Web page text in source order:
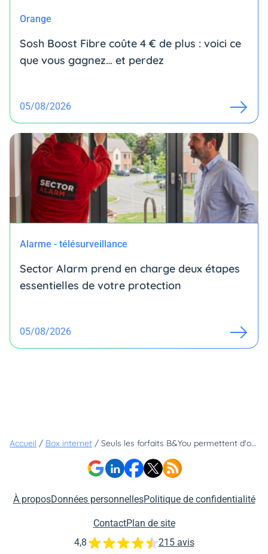
Orange
Sosh Boost Fibre coûte 4 € de plus : voici ce
que vous gagnez… et perdez
05/08/2026
Alarme - télésurveillance
Sector Alarm prend en charge deux étapes
essentielles de votre protection
05/08/2026
Accueil / Box internet / Seuls les forfaits B&You permettent d'obtenir une box avec Wi-Fi 6 à prix cassé !
À proposDonnées personnellesPolitique de confidentialité
ContactPlan de site
4,8
215 avis